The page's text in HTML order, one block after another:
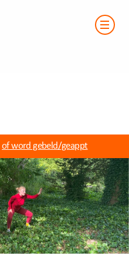
of word gebeld/geappt